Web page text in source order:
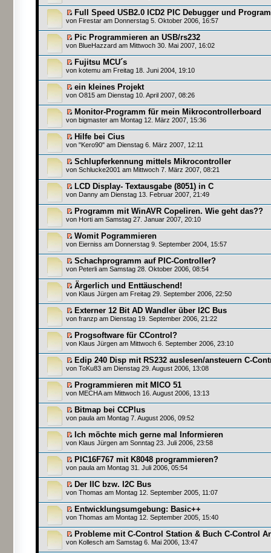
Full Speed USB2.0 ICD2 PIC Debugger und
von Firestar am Donnerstag 5. Oktober 2006, 16:57
Pic Programmieren an USB/rs232
von BlueHazzard am Mittwoch 30. Mai 2007, 16:02
Fujitsu MCU´s
von kotemu am Freitag 18. Juni 2004, 19:10
ein kleines Projekt
von O815 am Dienstag 10. April 2007, 08:26
Monitor-Programm für mein Mikrocontrollerboard
von bigmaster am Montag 12. März 2007, 15:36
Hilfe bei Cius
von "Kero90" am Dienstag 6. März 2007, 12:11
Schlupferkennung mittels Mikrocontroller
von Schlucke2001 am Mittwoch 7. März 2007, 08:21
LCD Display- Textausgabe (8051) in C
von Danny am Dienstag 13. Februar 2007, 21:49
Programm mit WinAVR Copeliren. Wie geht das??
von Horti am Samstag 27. Januar 2007, 20:10
Womit Pogrammieren
von Eierniss am Donnerstag 9. September 2004, 15:57
Schachprogramm auf PIC-Controller?
von Peterli am Samstag 28. Oktober 2006, 08:54
Ärgerlich und Enttäuschend!
von Klaus Jürgen am Freitag 29. September 2006, 22:50
Externer 12 Bit AD Wandler über I2C Bus
von franzp am Dienstag 19. September 2006, 21:22
Progsoftware für CControl?
von Klaus Jürgen am Mittwoch 6. September 2006, 23:10
Edip 240 Disp mit RS232 auslesen/ansteuern C-
von ToKu83 am Dienstag 29. August 2006, 13:08
Programmieren mit MICO 51
von MECHAam Mittwoch 16. August 2006, 13:13
Bitmap bei CCPlus
von paula am Montag 7. August 2006, 09:52
Ich möchte mich gerne mal Informieren
von Klaus Jürgen am Sonntag 23. Juli 2006, 23:58
PIC16F767 mit K8048 programmieren?
von paula am Montag 31. Juli 2006, 05:54
Der IIC bzw. I2C Bus
von Thomas am Montag 12. September 2005, 11:07
Entwicklungsumgebung: Basic++
von Thomas am Montag 12. September 2005, 15:40
Probleme mit C-Control Station & Buch C-Control
von Kollesch am Samstag 6. Mai 2006, 13:47